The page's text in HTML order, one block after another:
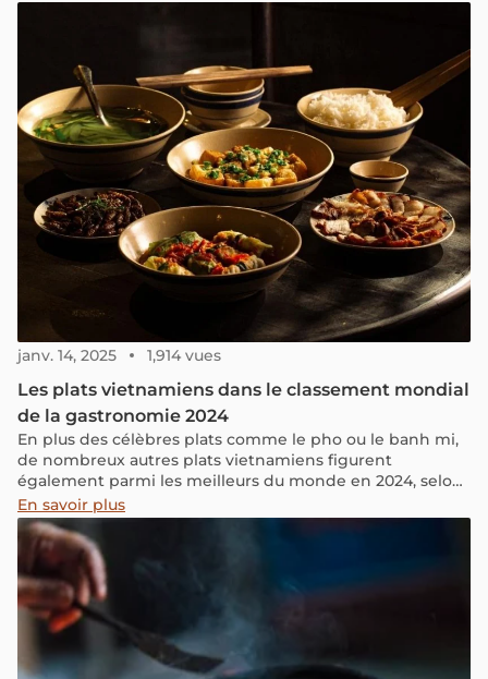
bien connus comme le phở et le bánh mì, d’autres plats
mettant en avant la diversité et la richesse de la cuisine
de rue vietnamienne. Jetons un coup d’œil aux plats
vietnamiens figurant sur la liste !
janv. 14, 2025 1,914 vues
Les plats vietnamiens dans le classement mondial
de la gastronomie 2024
En plus des célèbres plats comme le pho ou le banh mi,
de nombreux autres plats vietnamiens figurent
également parmi les meilleurs du monde en 2024, selon
Taste Atlas, le site gastronomique leader au niveau
mondial.
En savoir plus